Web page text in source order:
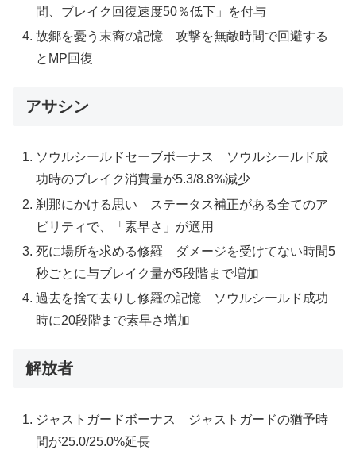
間、ブレイク回復速度50％低下」を付与
故郷を憂う末裔の記憶 攻撃を無敵時間で回避する
とMP回復
アサシン
ソウルシールドセーブボーナス ソウルシールド成
功時のブレイク消費量が5.3/8.8%減少
刹那にかける思い ステータス補正がある全てのア
ビリティで、「素早さ」が適用
死に場所を求める修羅 ダメージを受けてない時間5
秒ごとに与ブレイク量が5段階まで増加
過去を捨て去りし修羅の記憶 ソウルシールド成功
時に20段階まで素早さ増加
解放者
ジャストガードボーナス ジャストガードの猶予時
間が25.0/25.0%延長